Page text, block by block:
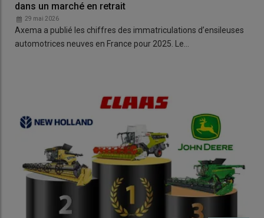
dans un marché en retrait
29 mai 2026
Axema a publié les chiffres des immatriculations d’ensileuses
automotrices neuves en France pour 2025. Le…